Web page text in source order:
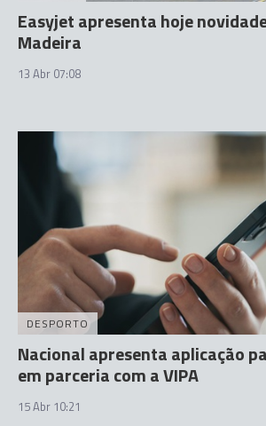
Easyjet apresenta hoje
Madeira
13 Abr 07:08
DESPORTO
Nacional apresenta aplicação
em parceria com a VIPA
15 Abr 10:21